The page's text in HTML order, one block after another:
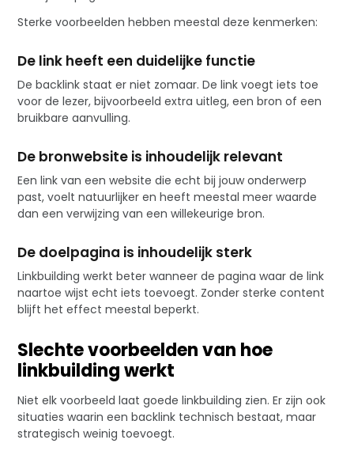
Sterke voorbeelden hebben meestal deze kenmerken:
De link heeft een duidelijke functie
De backlink staat er niet zomaar. De link voegt iets toe
voor de lezer, bijvoorbeeld extra uitleg, een bron of een
bruikbare aanvulling.
De bronwebsite is inhoudelijk relevant
Een link van een website die echt bij jouw onderwerp
past, voelt natuurlijker en heeft meestal meer waarde
dan een verwijzing van een willekeurige bron.
De doelpagina is inhoudelijk sterk
Linkbuilding werkt beter wanneer de pagina waar de link
naartoe wijst echt iets toevoegt. Zonder sterke content
blijft het effect meestal beperkt.
Slechte voorbeelden van hoe
linkbuilding werkt
Niet elk voorbeeld laat goede linkbuilding zien. Er zijn ook
situaties waarin een backlink technisch bestaat, maar
strategisch weinig toevoegt.